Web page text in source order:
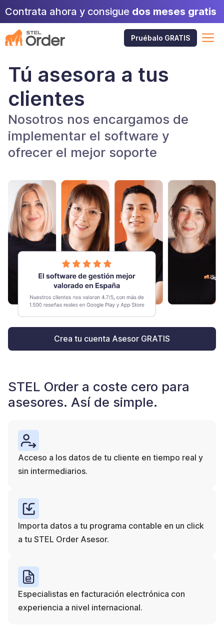
Saltar
contenido
Contrata ahora y consigue dos meses gratis
Pruébalo GRATIS
Tú asesora a tus
clientes
Nosotros nos encargamos de
implementar el software y
ofrecer el mejor soporte
Crea tu cuenta Asesor GRATIS
STEL Order a coste cero para
asesores. Así de simple.
Acceso a los datos de tu cliente en tiempo real y
sin intermediarios.
Importa datos a tu programa contable en un click
a tu STEL Order Asesor.
Especialistas en facturación electrónica con
experiencia a nivel internacional.